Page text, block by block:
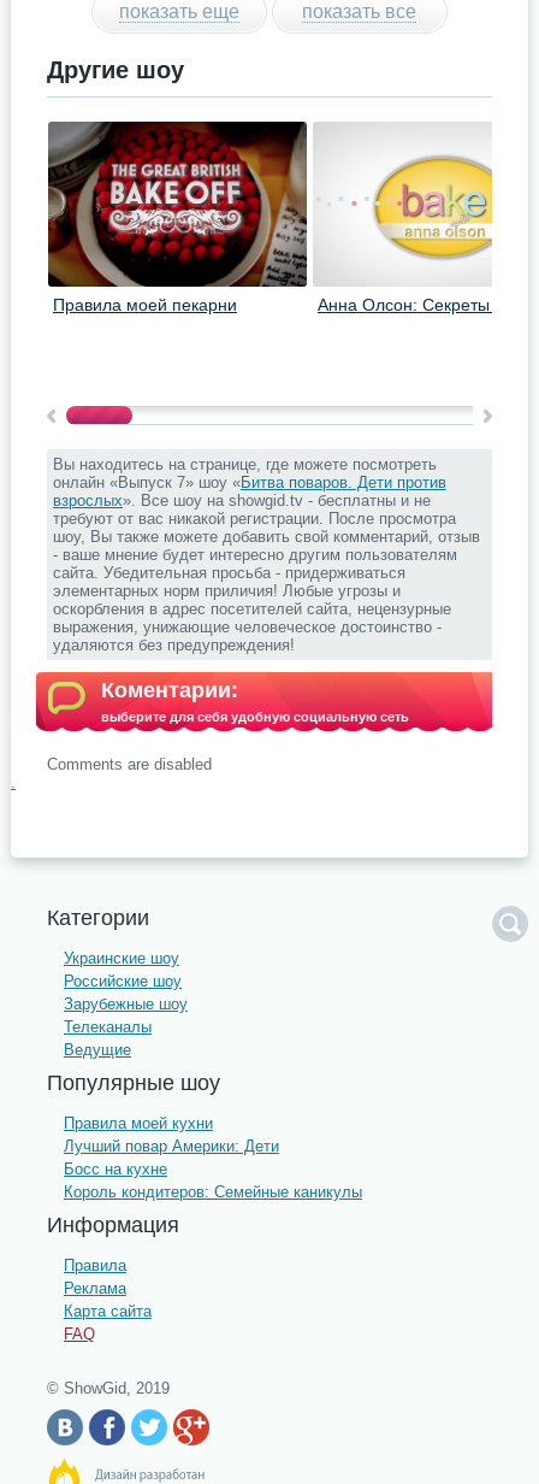
показать еще показать все
Другие шоу
Правила моей пекарни Анна Олсон: Секреты
Вы находитесь на странице, где можете посмотреть
онлайн «Выпуск 7» шоу «Битва поваров. Дети против
взрослых». Все шоу на showgid.tv - бесплатны и не
требуют от вас никакой регистрации. После просмотра
шоу, Вы также можете добавить свой комментарий, отзыв
- ваше мнение будет интересно другим пользователям
сайта. Убедительная просьба - придерживаться
элементарных норм приличия! Любые угрозы и
оскорбления в адрес посетителей сайта, нецензурные
выражения, унижающие человеческое достоинство -
удаляются без предупреждения!
Коментарии:
выберите для себя удобную социальную сеть
Comments are disabled
.
Категории
Украинские шоу
Российские шоу
Зарубежные шоу
Телеканалы
Ведущие
Популярные шоу
Правила моей кухни
Лучший повар Америки: Дети
Босс на кухне
Король кондитеров: Семейные каникулы
Информация
Правила
Реклама
Карта сайта
FAQ
© ShowGid, 2019